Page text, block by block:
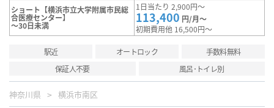
ショート【横浜市立大学附属市民総
合医療センター】
～30日未満
1日当たり 2,900円～
113,400 円/月～
初期費用他 16,500円～
駅近 オートロック
手数料無料
保証人不要
風呂･トイレ別
神奈川県 横浜市南区